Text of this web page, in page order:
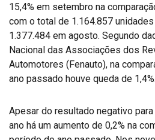
15,4% em setembro na
com o total de 1.164.857
1.377.484 em agosto. Segundo
Nacional das Associações dos
Automotores (Fenauto), na
ano passado houve queda de 1,4%.
Apesar do resultado negativo
ano há um aumento de 0,2% na